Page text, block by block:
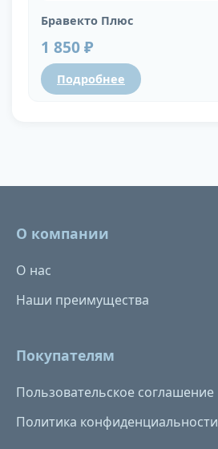
Бравекто Плюс
1 850 ₽
Подробнее
О компании
О нас
Наши преимущества
Покупателям
Пользовательское соглашение
Политика конфиденциальности